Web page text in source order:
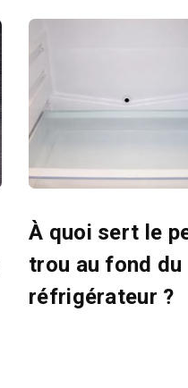
À quoi sert le
trou au fond du
réfrigérateur ?